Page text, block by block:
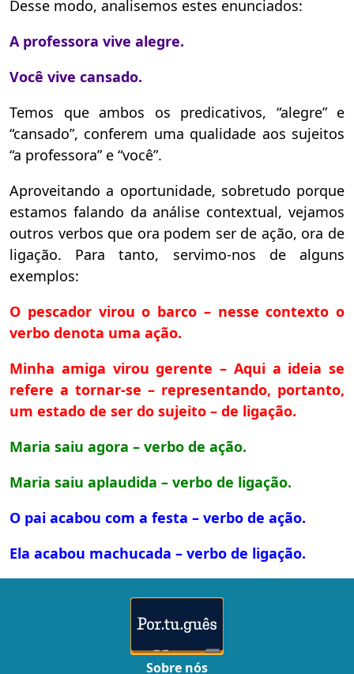
Desse modo, analisemos estes enunciados:
A professora vive alegre.
Você vive cansado.
Temos que ambos os predicativos, “alegre” e
“cansado”, conferem uma qualidade aos sujeitos
“a professora” e “você”.
Aproveitando a oportunidade, sobretudo porque
estamos falando da análise contextual, vejamos
outros verbos que ora podem ser de ação, ora de
ligação. Para tanto, servimo-nos de alguns
exemplos:
O pescador virou o barco – nesse contexto o
verbo denota uma ação.
Minha amiga virou gerente – Aqui a ideia se
refere a tornar-se – representando, portanto,
um estado de ser do sujeito – de ligação.
Maria saiu agora – verbo de ação.
Maria saiu aplaudida – verbo de ligação.
O pai acabou com a festa – verbo de ação.
Ela acabou machucada – verbo de ligação.
Sobre nós